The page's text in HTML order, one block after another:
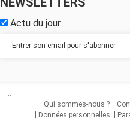
Actu du jour
...
Qui sommes-nous ?
Données personnelles